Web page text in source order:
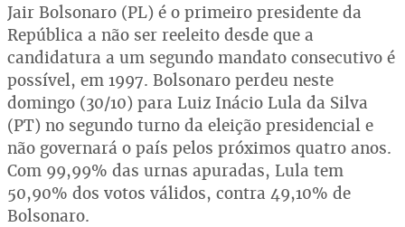
Jair Bolsonaro (PL) é o primeiro presidente da
República a não ser reeleito desde que a
candidatura a um segundo mandato consecutivo é
possível, em 1997. Bolsonaro perdeu neste
domingo (30/10) para Luiz Inácio Lula da Silva
(PT) no segundo turno da eleição presidencial e
não governará o país pelos próximos quatro anos.
Com 99,99% das urnas apuradas, Lula tem
50,90% dos votos válidos, contra 49,10% de
Bolsonaro.